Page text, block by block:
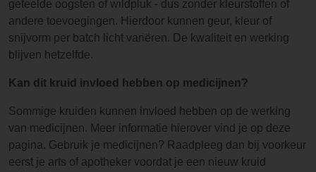
geteelde oogsten of wildpluk - dus zonder kleurstoffen of
andere toevoegingen. Hierdoor kunnen geur, kleur of
snijvorm per batch licht variëren. De kwaliteit en werking
blijven hetzelfde.
Kan dit kruid invloed hebben op medicijnen?
Sommige kruiden kunnen invloed hebben op de werking
van medicijnen. Meer informatie hierover vind je op deze
pagina. Gebruik je medicijnen? Raadpleeg dan bij voorkeur
eerst je arts of apotheker voordat je een nieuw kruid